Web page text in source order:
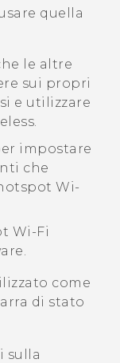
quella
le altre
sui propri
e utilizzare
impostare
che
Wi‍-
Wi-Fi
come
di stato
sulla